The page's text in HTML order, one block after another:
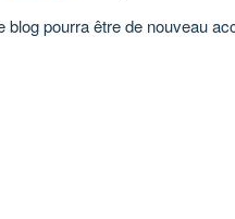
blog pourra être de nouveau